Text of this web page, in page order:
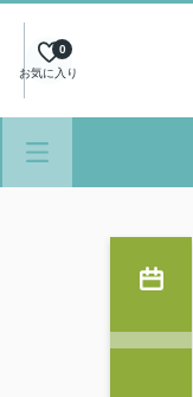
お気に入り
0